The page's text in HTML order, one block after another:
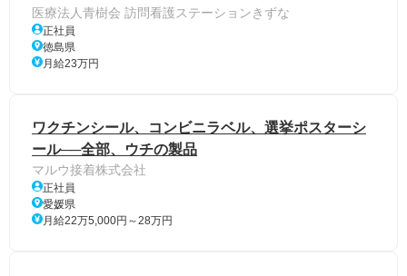
医療法人青樹会 訪問看護ステーションきずな
正社員
徳島県
月給23万円
ワクチンシール、コンビニラベル、選挙ポスターシ
ール──全部、ウチの製品
マルウ接着株式会社
正社員
愛媛県
月給22万5,000円～28万円